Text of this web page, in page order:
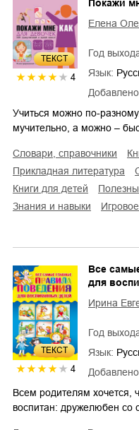
ТЕКСТ
4
Добавлено
Покажи
Елена
Год
Язык:
Учиться можно по-
мучительно, а можно –
словари, справочники
прикладная литература
книги для детей
знания и навыки
ТЕКСТ
4 Добавлено
Все
для
Ирина
Год
Язык:
Всем родителям хочется,
воспитан: дружелюбен со